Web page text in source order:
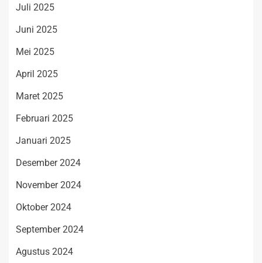
Juli 2025
Juni 2025
Mei 2025
April 2025
Maret 2025
Februari 2025
Januari 2025
Desember 2024
November 2024
Oktober 2024
September 2024
Agustus 2024